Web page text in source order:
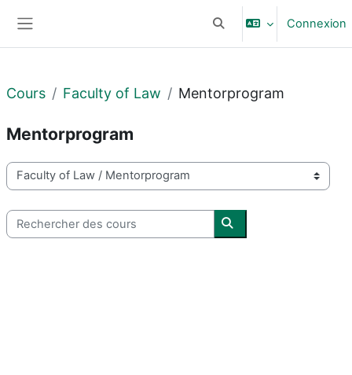
Activer/désactiver la
Connexion
Cours Faculty of Law Mentorprogram
Mentorprogram
Catégories de cours
Rechercher des cours
Rechercher des cours